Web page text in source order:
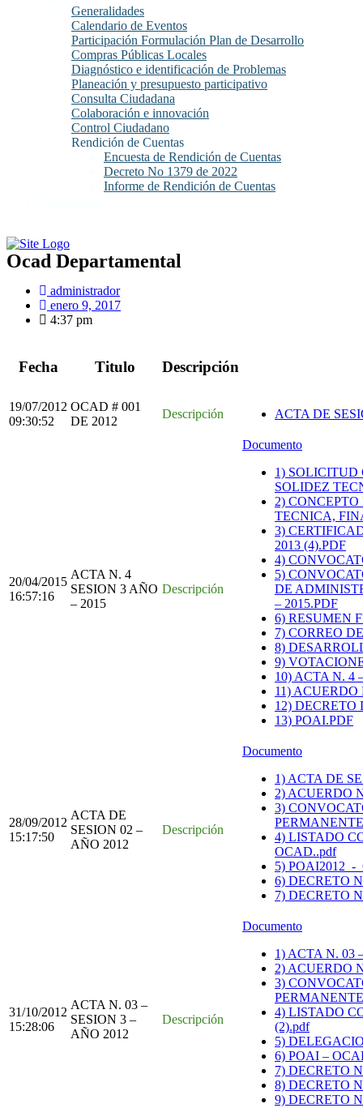
Generalidades
Calendario de Eventos
Participación Formulación Plan de Desarrollo
Compras Públicas Locales
Diagnóstico e identificación de Problemas
Planeación y presupuesto participativo
Consulta Ciudadana
Colaboración e innovación
Control Ciudadano
Rendición de Cuentas
Encuesta de Rendición de Cuentas
Decreto No 1379 de 2022
Informe de Rendición de Cuentas
Ocad Departamental
administrador
enero 9, 2017
4:37 pm
Fecha Titulo Descripción
19/07/2012
09:30:52
OCAD # 001
DE 2012
Descripción ACTA DE
20/04/2015
16:57:16
ACTA N. 4
SESION 3 AÑO
– 2015
Descripción
Documento
1) SOLICITUD
SOLIDEZ
2)
TECNICA,
3)
2013 (4).PDF
4)
5)
DE
– 2015.PDF
6) RESUMEN
7) CORREO
8)
9)
10) ACTA N. 4
11)
12) DECRETO
13) POAI.PDF
28/09/2012
15:17:50
ACTA DE
SESION 02 –
AÑO 2012
Descripción
Documento
1) ACTA DE
2) ACUERDO
3)
4) LISTADO
OCAD..pdf
5) POAI2012_-
6) DECRETO
7) DECRETO
31/10/2012
15:28:06
ACTA N. 03 –
SESION 3 –
AÑO 2012
Descripción
Documento
1) ACTA N. 03
2) ACUERDO
3)
4) LISTADO
(2).pdf
5)
6) POAI –
7) DECRETO
8) DECRETO
9) DECRETO